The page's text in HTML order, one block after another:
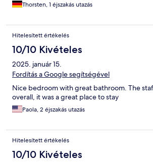
Thorsten, 1 éjszakás utazás
Hitelesített értékelés
10/10 Kivételes
2025. január 15.
Fordítás a Google segítségével
Nice bedroom with great bathroom. The
overall, it was a great place to stay
Paola, 2 éjszakás utazás
Hitelesített értékelés
10/10 Kivételes